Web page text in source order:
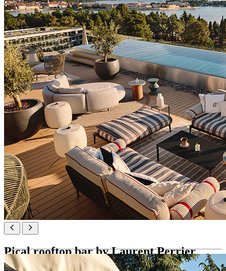
šarmantní bar s terasou v moderním, uvolněném prostředí,
ideální k družení a relaxaci
inovativní koktejly připravené s čerstvým místním kořením a
ingrediencemi, které odrážejí vizi Any Roš
pečlivě vybraná vína a destiláty, které představují
jednoduchost a autenticitu
lehké občerstvení a delikatesy, které hosté mohou sdílet, jsou
navržené ke spontánnímu užívání a družení
uvolněná atmosféra s pečlivě vybranou hudbou, která udává
rytmus ve dne i v noci
Dostupnost barů závisí na sezóně.
Pical rooftop bar by Laurent Perrier